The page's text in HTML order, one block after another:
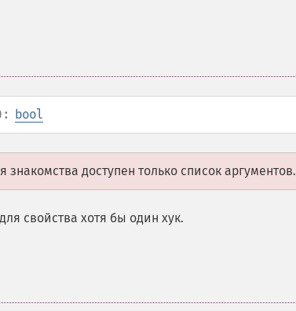
bool
доступен только список аргументов.
свойства хотя бы один хук.